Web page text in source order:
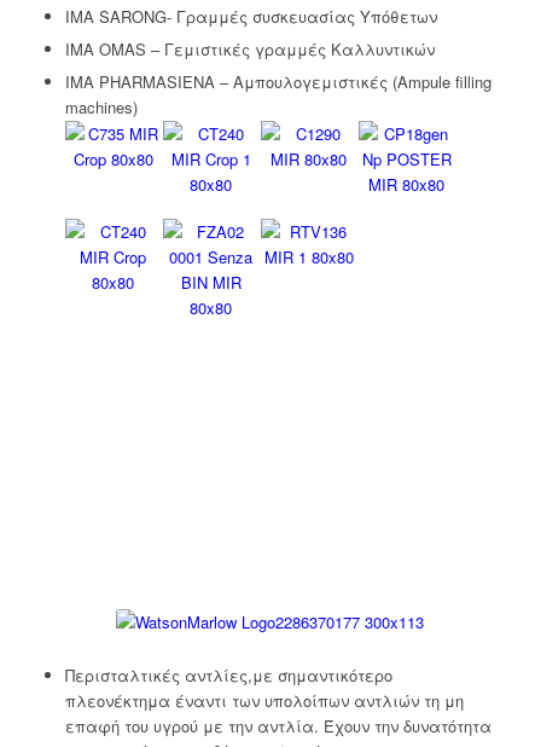
IMA SARONG- Γραμμές συσκευασίας Υπόθετων
IMA OMAS – Γεμιστικές γραμμές Καλλυντικών
IMA PHARMASIENA – Αμπουλογεμιστικές (Ampule filling
machines)
Περισταλτικές αντλίες,με σημαντικότερο
πλεονέκτημα έναντι των υπολοίπων αντλιών τη μη
επαφή του υγρού με την αντλία. Έχουν την δυνατότητα